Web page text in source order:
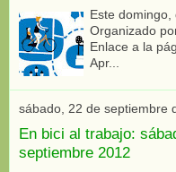
Este
Organizado
Enlace a la
Apr...
sábado, 22 de septiembre
En bici al trabajo:
septiembre 2012